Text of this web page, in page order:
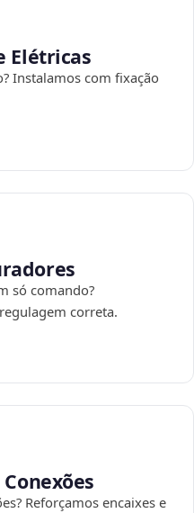
Elétricas
Instalamos com fixação
só comando?
correta.
Reforçamos encaixes e